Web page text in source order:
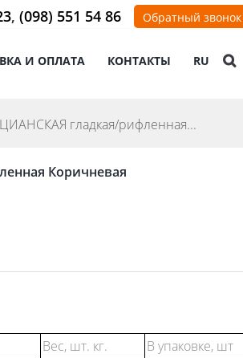
, (098) 551 54 86 Обратный звонок
И ОПЛАТА КОНТАКТЫ RU
гладкая/рифленная...
Коричневая
Вес, шт. кг.
В упаковке, шт